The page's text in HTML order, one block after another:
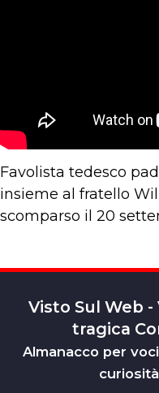
Favolista tedesco
insieme al fratello
scomparso il 20
Visto Sul Web
tragica
Almanacco per